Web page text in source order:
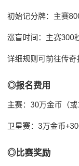
初始记分牌：主赛
涨盲时间：主赛300
详细规则可前往传奇
◎报名费用
主赛：30万金币（
卫星赛：3万金币
◎比赛奖励